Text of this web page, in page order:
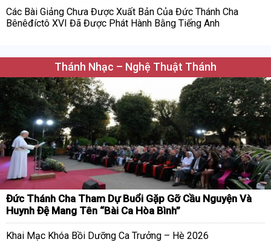
Các Bài Giảng Chưa Được Xuất Bản Của Đức Thánh Cha
Bênêđíctô XVI Đã Được Phát Hành Bằng Tiếng Anh
Thánh Nhạc – Nghệ Thuật Thánh
Đức Thánh Cha Tham Dự Buổi Gặp Gỡ Cầu Nguyện Và
Huynh Đệ Mang Tên “Bài Ca Hòa Bình”
Khai Mạc Khóa Bồi Dưỡng Ca Trưởng – Hè 2026